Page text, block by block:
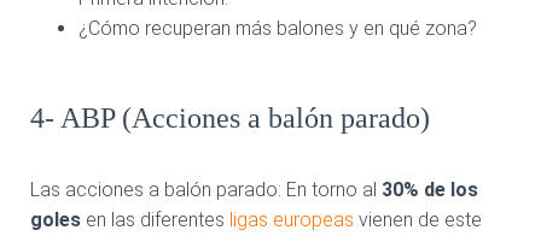
¿Cómo recuperan más balones y en qué zona?
4- ABP (Acciones a balón parado)
Las acciones a balón parado: En torno al 30% de los
goles en las diferentes ligas europeas vienen de este